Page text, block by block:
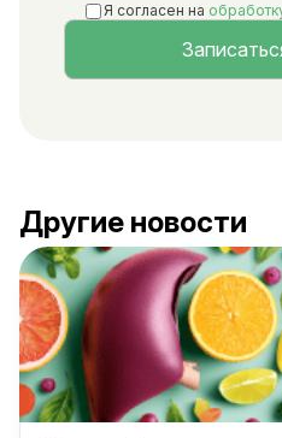
Я согласен на
Другие новости